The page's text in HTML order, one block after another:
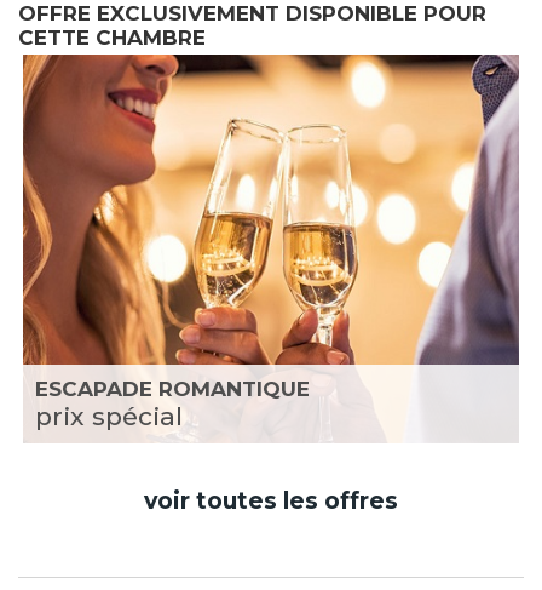
OFFRE EXCLUSIVEMENT DISPONIBLE POUR
CETTE CHAMBRE
ESCAPADE ROMANTIQUE
prix spécial
voir toutes les offres